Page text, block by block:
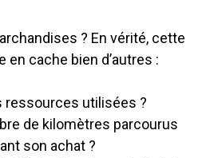
? En vérité, cette
en cache bien d’autres :
ressources utilisées ?
de kilomètres parcourus
son achat ?